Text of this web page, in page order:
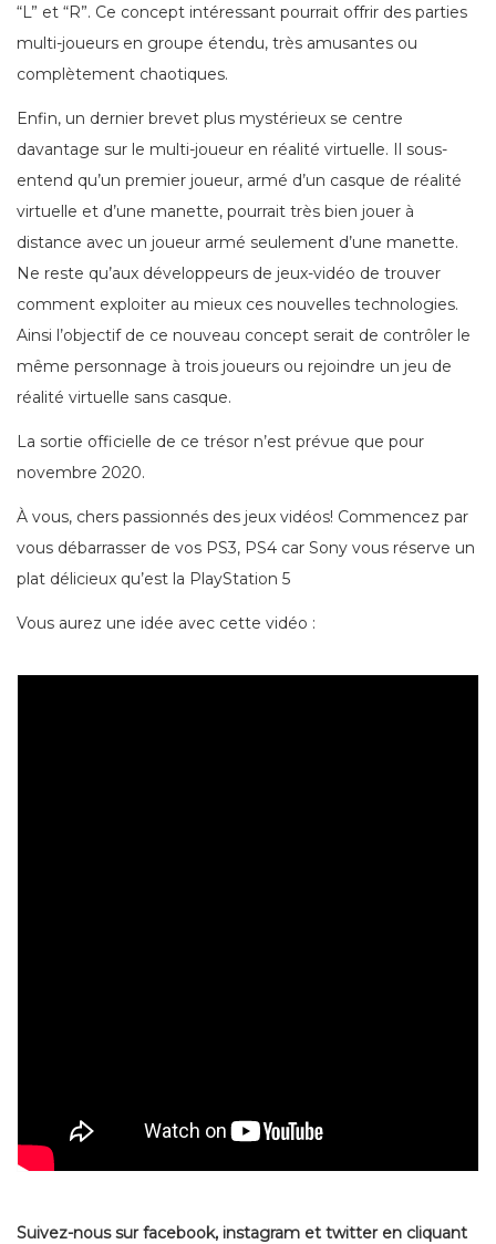
“L” et “R”. Ce concept intéressant pourrait offrir des parties
multi-joueurs en groupe étendu, très amusantes ou
complètement chaotiques.
Enfin, un dernier brevet plus mystérieux se centre
davantage sur le multi-joueur en réalité virtuelle. Il sous-
entend qu’un premier joueur, armé d’un casque de réalité
virtuelle et d’une manette, pourrait très bien jouer à
distance avec un joueur armé seulement d’une manette.
Ne reste qu’aux développeurs de jeux-vidéo de trouver
comment exploiter au mieux ces nouvelles technologies.
Ainsi l’objectif de ce nouveau concept serait de contrôler le
même personnage à trois joueurs ou rejoindre un jeu de
réalité virtuelle sans casque.
La sortie officielle de ce trésor n’est prévue que pour
novembre 2020.
À vous, chers passionnés des jeux vidéos! Commencez par
vous débarrasser de vos PS3, PS4 car Sony vous réserve un
plat délicieux qu’est la PlayStation 5
Vous aurez une idée avec cette vidéo :
Suivez-nous sur facebook, instagram et twitter en cliquant